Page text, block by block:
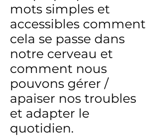
mots simples et
accessibles comment
cela se passe dans
notre cerveau et
comment nous
pouvons gérer /
apaiser nos troubles
et adapter le
quotidien.